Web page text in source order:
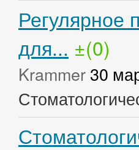
Регулярное
для... ±(0)
Krammer 30